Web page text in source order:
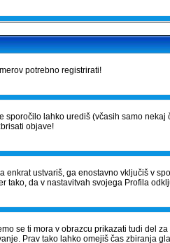
potrebno registrirati!
lahko urediš (včasih samo
objave!
ustvariš, ga enostavno vključiš v
da v nastavitvah svojega Profila
se ti mora v obrazcu prikazati tudi del
Prav tako lahko omejiš čas zbiranja